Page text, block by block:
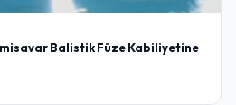
Balistik Füze Kabiliyetine